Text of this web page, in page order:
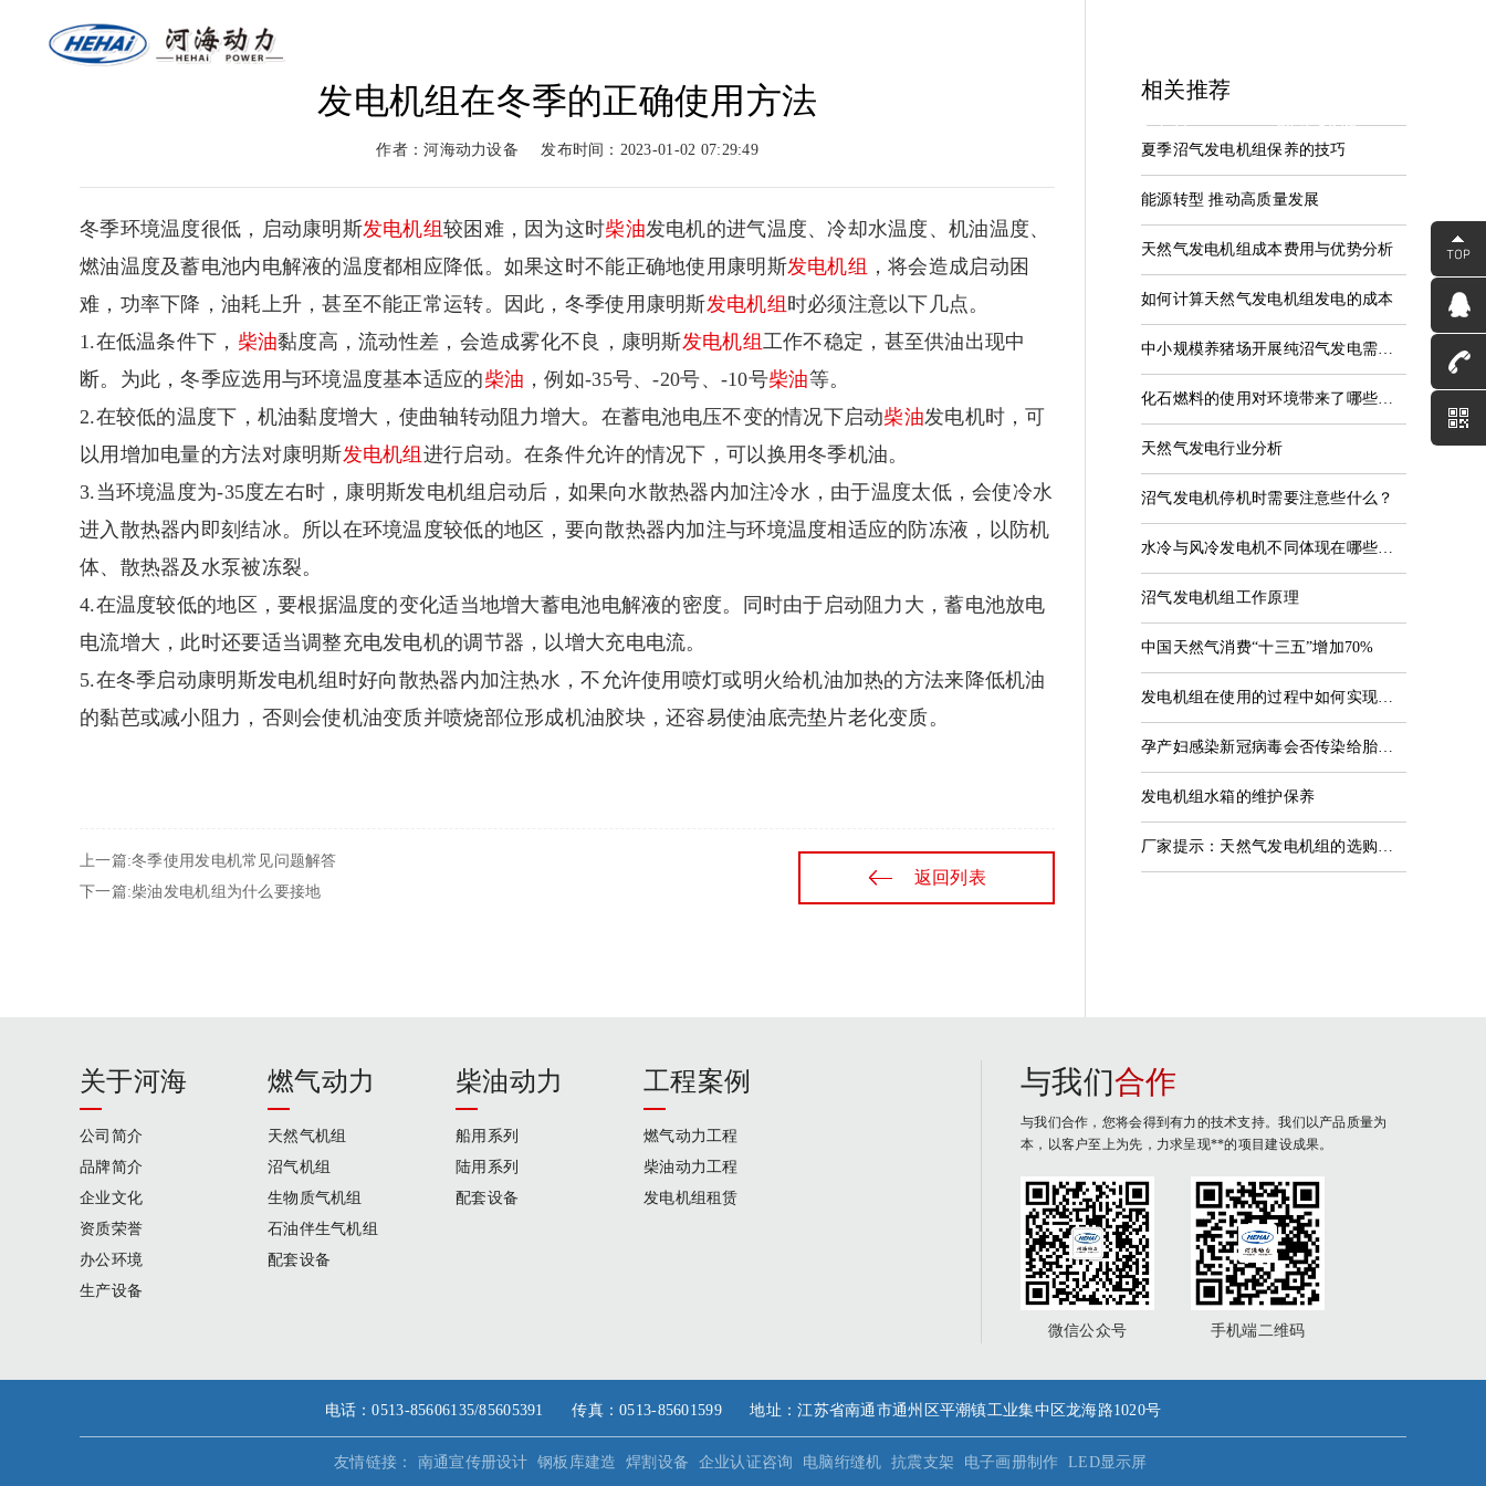
燃气系列
柴油系列
服务支持
服务中心
联系我们
联系河海
发电机组在冬季的正确使用方法
作者：河海动力设备 发布时间：2023-01-02 07:29:49
冬季环境温度很低，启动康明斯发电机组较困难，因为这时柴油发电机的进气温度、冷却水温度、机油温度、
燃油温度及蓄电池内电解液的温度都相应降低。如果这时不能正确地使用康明斯发电机组 ，将会造成启动困
难，功率下降，油耗上升，甚至不能正常运转。因此，冬季使用康明斯发电机组 时必须注意以下几点。
1.在低温条件下， 柴油黏度高，流动性差，会造成雾化不良，康明斯发电机组 工作不稳定，甚至供油出现中
断。为此，冬季应选用与环境温度基本适应的柴油 ，例如-35号、-20号、-10号柴油等。
2.在较低的温度下，机油黏度增大，使曲轴转动阻力增大。在蓄电池电压不变的情况下启动柴油发电机时，可
以用增加电量的方法对康明斯发电机组 进行启动。在条件允许的情况下，可以换用冬季机油。
3.当环境温度为-35度左右时，康明斯发电机组启动后，如果向水散热器内加注冷水，由于温度太低，会使冷水
进入散热器内即刻结冰。所以在环境温度较低的地区，要向散热器内加注与环境温度相适应的防冻液，以防机
体、散热器及水泵被冻裂。
4.在温度较低的地区，要根据温度的变化适当地增大蓄电池电解液的密度。同时由于启动阻力大，蓄电池放电
电流增大，此时还要适当调整充电发电机的调节器，以增大充电电流。
5.在冬季启动康明斯发电机组时好向散热器内加注热水，不允许使用喷灯或明火给机油加热的方法来降低机油
的黏芭或减小阻力，否则会使机油变质并喷烧部位形成机油胶块，还容易使油底壳垫片老化变质。
上一篇:冬季使用发电机常见问题解答
下一篇:柴油发电机组为什么要接地
返回列表
相关推荐
夏季沼气发电机组保养的技巧
能源转型 推动高质量发展
天然气发电机组成本费用与优势分析
如何计算天然气发电机组发电的成本
中小规模养猪场开展纯沼气发电需要哪些条件？
化石燃料的使用对环境带来了哪些危害和影响
天然气发电行业分析
沼气发电机停机时需要注意些什么？
水冷与风冷发电机不同体现在哪些方面
沼气发电机组工作原理
中国天然气消费“十三五”增加70%
发电机组在使用的过程中如何实现安全操作
孕产妇感染新冠病毒会否传染给胎儿？几乎不会
发电机组水箱的维护保养
厂家提示：天然气发电机组的选购要点
关于河海
公司简介
品牌简介
企业文化
资质荣誉
办公环境
生产设备
燃气动力
天然气机组
沼气机组
生物质气机组
石油伴生气机组
配套设备
柴油动力
船用系列
陆用系列
配套设备
工程案例
燃气动力工程
柴油动力工程
发电机组租赁
与我们合作
与我们合作，您将会得到有力的技术支持。我们以产品质量为
本，以客户至上为先，力求呈现**的项目建设成果。
微信公众号 手机端二维码
电话：0513-85606135/85605391 传真：0513-85601599 地址：江苏省南通市通州区平潮镇工业集中区龙海路1020号
友情链接： 南通宣传册设计 钢板库建造 焊割设备 企业认证咨询 电脑绗缝机 抗震支架 电子画册制作 LED显示屏